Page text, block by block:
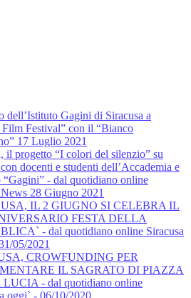
dell’Istituto Gagini di Siracusa a
Festival” con il “Bianco
17 Luglio 2021
il progetto “I colori del silenzio” su
docenti e studenti dell’Accademia e
“Gagini” - dal quotidiano online
28 Giugno 2021
IL 2 GIUGNO SI CELEBRA IL
FESTA DELLA
- dal quotidiano online Siracusa
05/2021
CROWFUNDING PER
IL SAGRATO DI PIAZZA
- dal quotidiano online